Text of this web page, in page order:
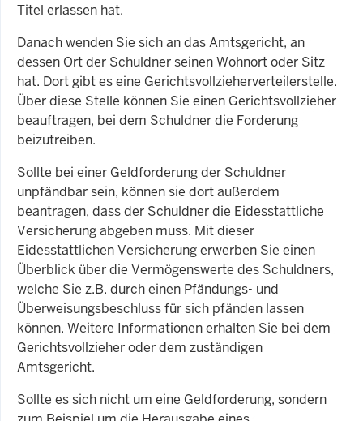
Titel erlassen hat.
Danach wenden Sie sich an das Amtsgericht, an
dessen Ort der Schuldner seinen Wohnort oder Sitz
hat. Dort gibt es eine Gerichtsvollzieherverteilerstelle.
Über diese Stelle können Sie einen Gerichtsvollzieher
beauftragen, bei dem Schuldner die Forderung
beizutreiben.
Sollte bei einer Geldforderung der Schuldner
unpfändbar sein, können sie dort außerdem
beantragen, dass der Schuldner die Eidesstattliche
Versicherung abgeben muss. Mit dieser
Eidesstattlichen Versicherung erwerben Sie einen
Überblick über die Vermögenswerte des Schuldners,
welche Sie z.B. durch einen Pfändungs- und
Überweisungsbeschluss für sich pfänden lassen
können. Weitere Informationen erhalten Sie bei dem
Gerichtsvollzieher oder dem zuständigen
Amtsgericht.
Sollte es sich nicht um eine Geldforderung, sondern